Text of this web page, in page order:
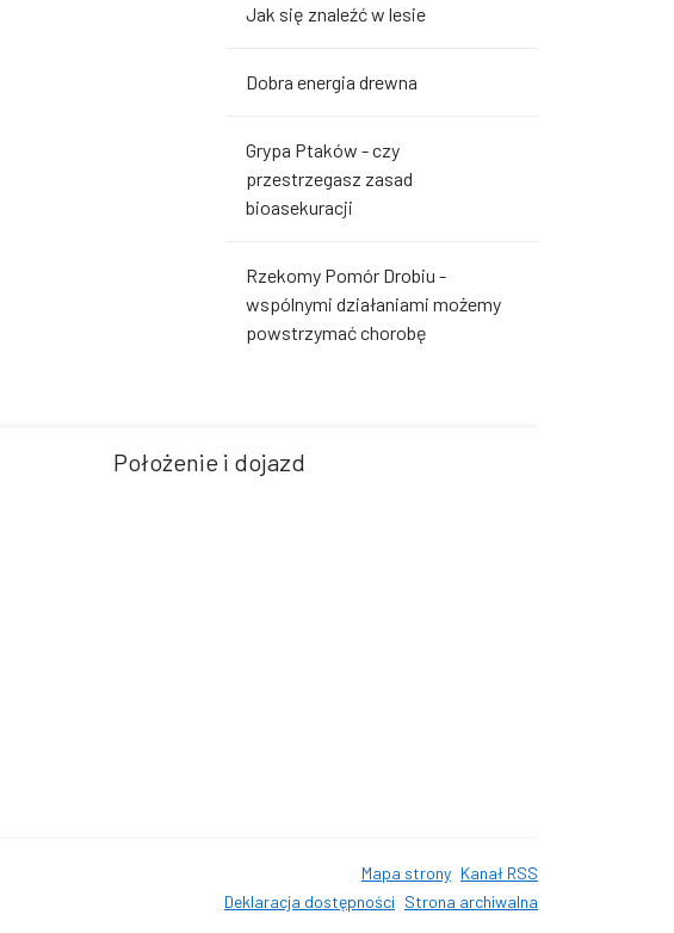
Jak się znaleźć w lesie
Dobra energia drewna
Grypa Ptaków - czy
przestrzegasz zasad
bioasekuracji
Rzekomy Pomór Drobiu -
wspólnymi działaniami możemy
powstrzymać chorobę
Położenie i dojazd
Mapa strony Kanał RSS
Deklaracja dostępności Strona archiwalna